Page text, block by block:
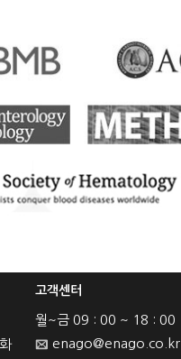
고객센터
월~금 09 : 00 ~ 18 : 00
enago@enago.co.kr